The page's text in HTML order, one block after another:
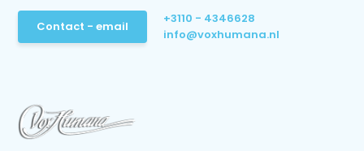
Contact - email
+3110 - 4346628
info@voxhumana.nl